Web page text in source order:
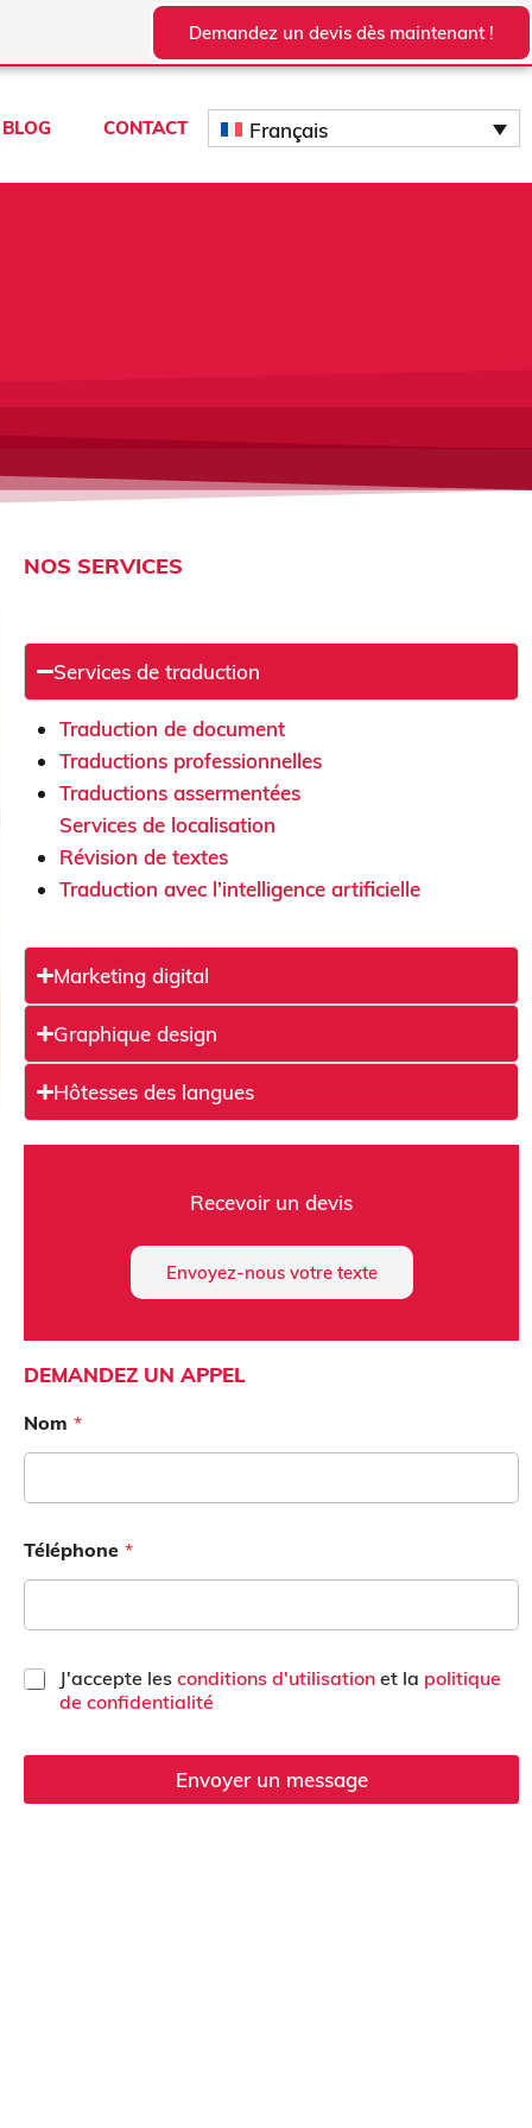
Demandez un devis dès maintenant !
BLOG CONTACT Français
NOS SERVICES
Services de traduction
Traduction de document
Traductions professionnelles
Traductions assermentées
Services de localisation
Révision de textes
Traduction avec l’intelligence artificielle
Marketing digital
Graphique design
Hôtesses des langues
Recevoir un devis
Envoyez-nous votre texte
DEMANDEZ UN APPEL
Nom*
Téléphone*
C
c
J'accepte lesconditions d'utilisation et la politique
de confidentialité
Envoyer un message